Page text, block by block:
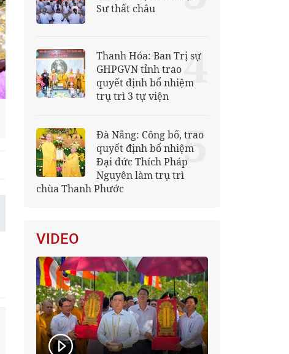
Sư thất châu
Thanh Hóa: Ban Trị sự
GHPGVN tỉnh trao
quyết định bổ nhiệm
trụ trì 3 tự viện
4
Đà Nẵng: Công bố, trao
quyết định bổ nhiệm
Đại đức Thích Pháp
Nguyên làm trụ trì
chùa Thanh Phước
5
VIDEO